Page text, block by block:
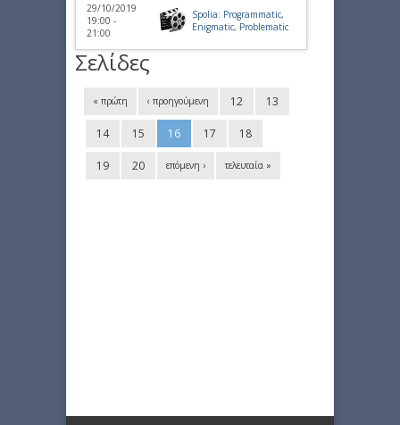
29/10/2019
19:00 -
21:00
Spolia: Programmatic,
Enigmatic, Problematic
Σελίδες
« πρώτη ‹ προηγούμενη 12 13
14 15 16 17 18
19 20 επόμενη › τελευταία »